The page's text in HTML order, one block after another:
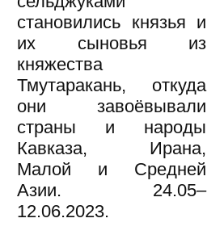
становились князья и
их сыновья из
княжества
Тмутаракань, откуда
они завоёвывали
страны и народы
Кавказа, Ирана,
Малой и Средней
Азии. 24.05–
12.06.2023.